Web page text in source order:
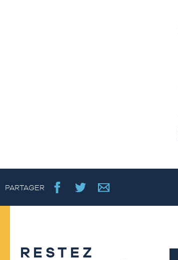
PARTAGER
RESTEZ